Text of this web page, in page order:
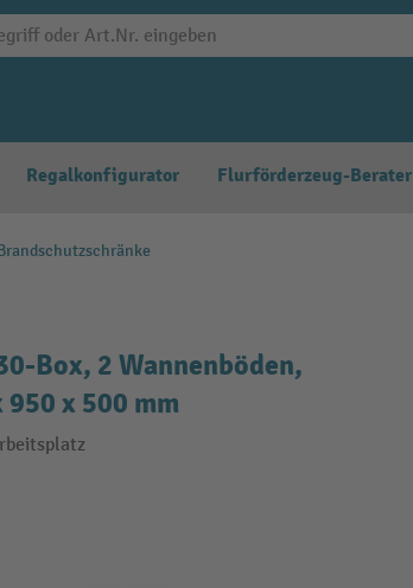
Regalkonfigurator Flurförderzeug-Berater
Box, 2 Wannenböden,
x 500 mm